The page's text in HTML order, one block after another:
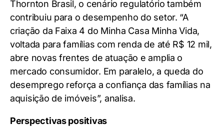
Thornton Brasil, o cenário regulatório também
contribuiu para o desempenho do setor. “A
criação da Faixa 4 do Minha Casa Minha Vida,
voltada para famílias com renda de até R$ 12 mil,
abre novas frentes de atuação e amplia o
mercado consumidor. Em paralelo, a queda do
desemprego reforça a confiança das famílias na
aquisição de imóveis”, analisa.
Perspectivas positivas